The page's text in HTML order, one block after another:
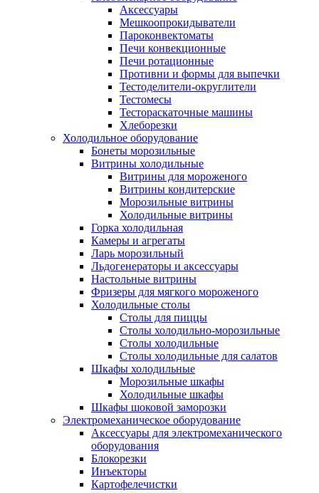
Аксессуары
Мешкоопрокидыватели
Пароконвектоматы
Печи конвекционные
Печи ротационные
Противни и формы для выпечки
Тестоделители-округлители
Тестомесы
Тестораскаточные машины
Хлеборезки
Холодильное оборудование
Бонеты морозильные
Витрины холодильные
Витрины для мороженого
Витрины кондитерские
Морозильные витрины
Холодильные витрины
Горка холодильная
Камеры и агрегаты
Ларь морозильный
Льдогенераторы и аксессуары
Настольные витрины
Фризеры для мягкого мороженого
Холодильные столы
Столы для пиццы
Столы холодильно-морозильные
Столы холодильные
Столы холодильные для салатов
Шкафы холодильные
Mорозильные шкафы
Холодильные шкафы
Шкафы шоковой заморозки
Электромеханическое оборудование
Аксессуары для электромеханического
оборудования
Блокорезки
Инъекторы
Картофелечистки